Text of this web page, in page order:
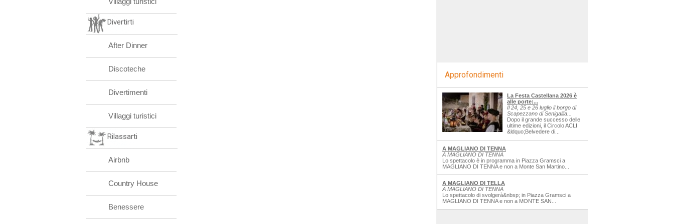
Divertirti
After Dinner
Discoteche
Divertimenti
Villaggi turistici
Rilassarti
Airbnb
Country House
Benessere
Approfondimenti
La Festa Castellana 2026 è
alle porte:...
Il 24, 25 e 26 luglio il borgo di
Scapezzano di Senigallia...
Dopo il grande successo delle
ultime edizioni, il Circolo ACLI
&ldquo;Belvedere di...
A MAGLIANO DI TENNA
A MAGLIANO DI TENNA
Lo spettacolo è in programma in Piazza Gramsci a
MAGLIANO DI TENNA e non a Monte San Martino...
A MAGLIANO DI TELLA
A MAGLIANO DI TENNA
Lo spettacolo di svolgerà&nbsp; in Piazza Gramsci a
MAGLIANO DI TENNA e non a MONTE SAN...